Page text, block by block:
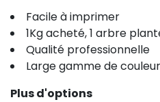
Facile à imprimer
1Kg acheté, 1 arbre
Qualité professionnelle
Large gamme de
Plus d'options